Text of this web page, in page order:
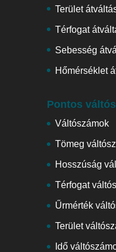
Terület
Térfogat
Sebesség
Hőmérséklet
Pontos
Váltószámok
Tömeg
Hosszúság
Térfogat
Űrmérték
Terület
Idő